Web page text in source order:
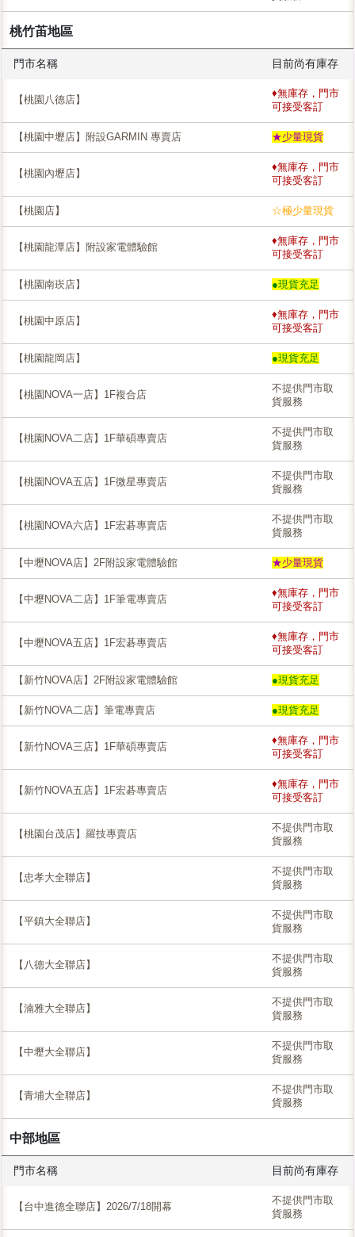
桃竹苖地區
門市名稱 目前尚有庫存
【桃園八德店】
♦無庫存，門市
可接受客訂
【桃園中壢店】附設GARMIN 專賣店 ★少量現貨
【桃園內壢店】
♦無庫存，門市
可接受客訂
【桃園店】 ☆極少量現貨
【桃園龍潭店】附設家電體驗館
♦無庫存，門市
可接受客訂
【桃園南崁店】 ●現貨充足
【桃園中原店】
♦無庫存，門市
可接受客訂
【桃園龍岡店】 ●現貨充足
【桃園NOVA一店】1F複合店
不提供門市取
貨服務
【桃園NOVA二店】1F華碩專賣店
不提供門市取
貨服務
【桃園NOVA五店】1F微星專賣店
不提供門市取
貨服務
【桃園NOVA六店】1F宏碁專賣店
不提供門市取
貨服務
【中壢NOVA店】2F附設家電體驗館 ★少量現貨
【中壢NOVA二店】1F筆電專賣店
♦無庫存，門市
可接受客訂
【中壢NOVA五店】1F宏碁專賣店
♦無庫存，門市
可接受客訂
【新竹NOVA店】2F附設家電體驗館 ●現貨充足
【新竹NOVA二店】筆電專賣店 ●現貨充足
【新竹NOVA三店】1F華碩專賣店
♦無庫存，門市
可接受客訂
【新竹NOVA五店】1F宏碁專賣店
♦無庫存，門市
可接受客訂
【桃園台茂店】羅技專賣店
不提供門市取
貨服務
【忠孝大全聯店】
不提供門市取
貨服務
【平鎮大全聯店】
不提供門市取
貨服務
【八德大全聯店】
不提供門市取
貨服務
【湳雅大全聯店】
不提供門市取
貨服務
【中壢大全聯店】
不提供門市取
貨服務
【青埔大全聯店】
不提供門市取
貨服務
中部地區
門市名稱 目前尚有庫存
【台中進德全聯店】2026/7/18開幕
不提供門市取
貨服務